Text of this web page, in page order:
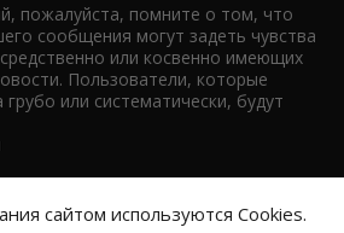
пожалуйста, помните о том, что
сообщения могут задеть чувства
или косвенно имеющих
Пользователи, которые
или систематически, будут
сайтом используются Cookies.